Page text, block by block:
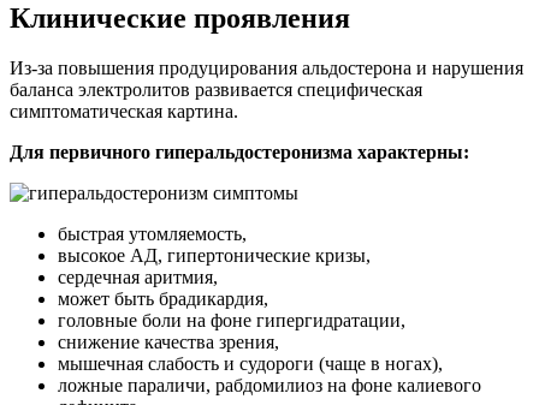
Клинические проявления
Из-за повышения продуцирования альдостерона и нарушения
баланса электролитов развивается специфическая
симптоматическая картина.
Для первичного гиперальдостеронизма характерны:
быстрая утомляемость,
высокое АД, гипертонические кризы,
сердечная аритмия,
может быть брадикардия,
головные боли на фоне гипергидратации,
снижение качества зрения,
мышечная слабость и судороги (чаще в ногах),
ложные параличи, рабдомилиоз на фоне калиевого